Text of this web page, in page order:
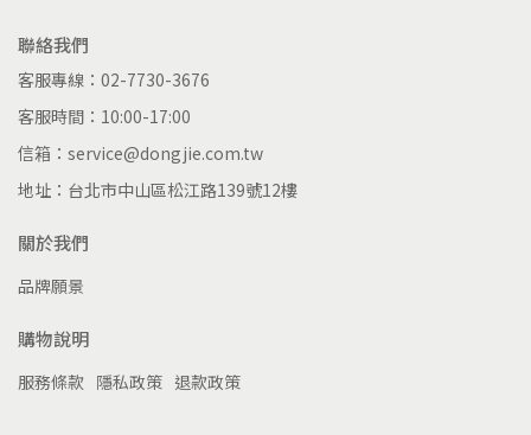
聯絡我們
客服專線：02-7730-3676
客服時間：10:00-17:00
信箱：service@dongjie.com.tw
地址：台北市中山區松江路139號12樓
關於我們
品牌願景
購物說明
服務條款 隱私政策 退款政策